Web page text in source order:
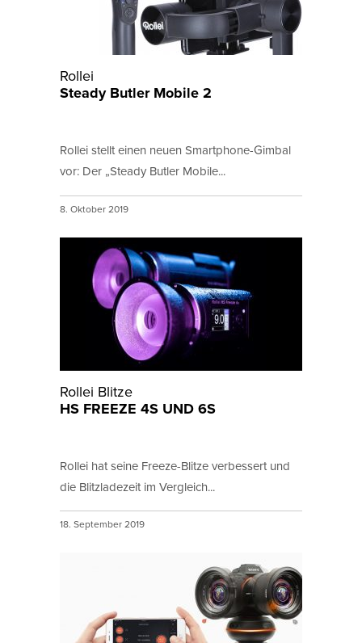
Rollei
Steady Butler Mobile 2
Rollei stellt einen neuen Smartphone-Gimbal
vor: Der „Steady Butler Mobile...
8. Oktober 2019
Rollei Blitze
HS FREEZE 4S UND 6S
Rollei hat seine Freeze-Blitze verbessert und
die Blitzladezeit im Vergleich...
18. September 2019